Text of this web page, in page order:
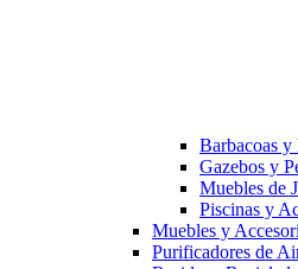
Barbacoas y
Gazebos y
Muebles de
Piscinas y
Muebles y
Purificadores de